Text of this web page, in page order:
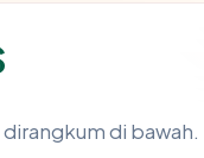
di bawah.